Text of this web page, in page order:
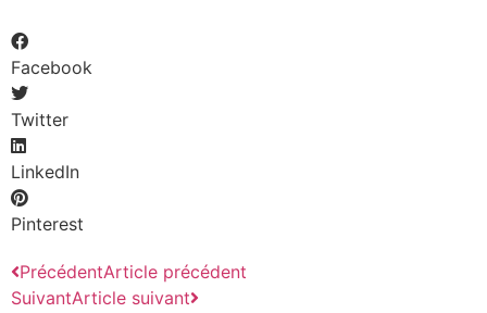
Facebook
Twitter
LinkedIn
Pinterest
PrécédentArticle précédent
SuivantArticle suivant